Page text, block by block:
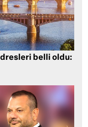
belli oldu: